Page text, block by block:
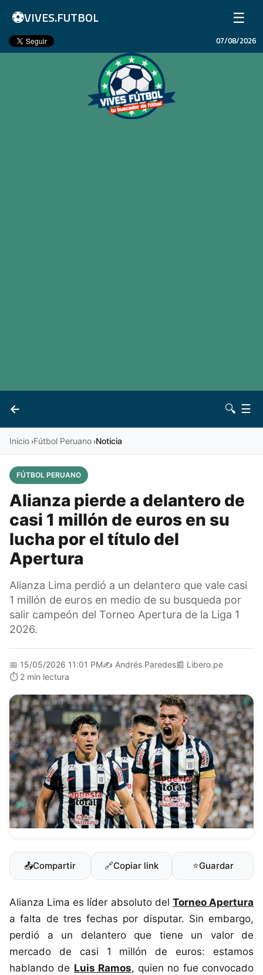
⚽VIVES.FUTBOL ☰
Inicio
07/08/2026
←
Vives 🔍 ☰
Inicio ›Fútbol Peruano ›Noticia
FÚTBOL PERUANO
Alianza pierde a delantero de
casi 1 millón de euros en su
lucha por el título del
Apertura
Alianza Lima perdió a un delantero que vale casi
1 millón de euros en medio de su busqueda por
salir campeón del Torneo Apertura de la Liga 1
2026.
📅 15/05/2026 11:01 PM✍️ Andrés Paredes📰 Libero.pe
⏱️ 2 min lectura
📤Compartir 🔗Copiar link ⭐Guardar
Alianza Lima es líder absoluto del Torneo Apertura
a falta de tres fechas por disputar. Sin embargo,
perdió a un delantero que tiene un valor de
mercado de casi 1 millón de euros: estamos
hablando de Luis Ramos, quien no fue convocado